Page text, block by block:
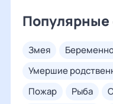
Популярные
змея
умершие
пожар
рыба